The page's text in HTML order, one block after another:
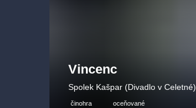
Vincenc
Spolek Kašpar (Divadlo v Celetné)
činohra
oceňované